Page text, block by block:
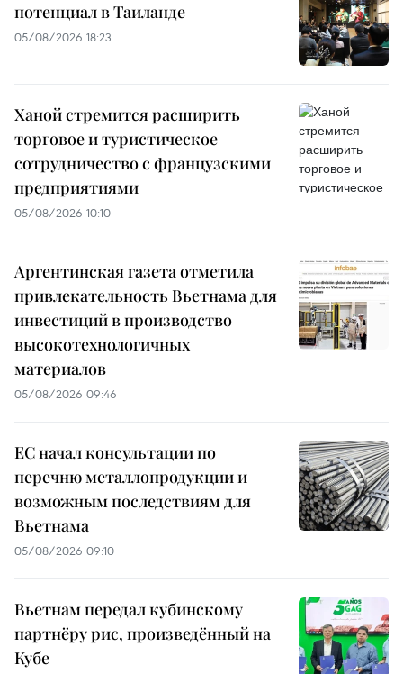
потенциал в Таиланде
05/08/2026 18:23
Ханой стремится расширить
торговое и туристическое
сотрудничество с французскими
предприятиями
05/08/2026 10:10
Аргентинская газета отметила
привлекательность Вьетнама для
инвестиций в производство
высокотехнологичных
материалов
05/08/2026 09:46
ЕС начал консультации по
перечню металлопродукции и
возможным последствиям для
Вьетнама
05/08/2026 09:10
Вьетнам передал кубинскому
партнёру рис, произведённый на
Кубе